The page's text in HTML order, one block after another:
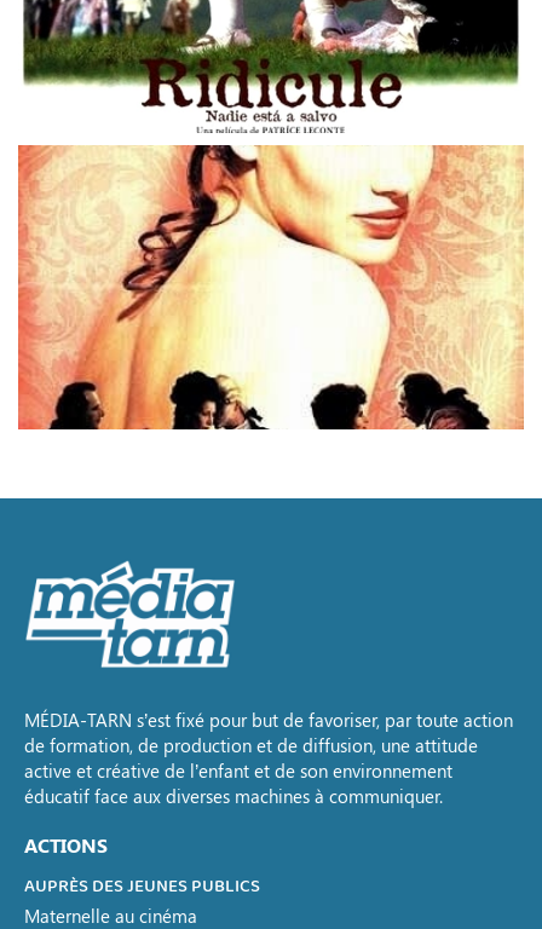
MÉDIA-TARN s’est fixé pour but de favoriser, par toute action
de formation, de production et de diffusion, une attitude
active et créative de l’enfant et de son environnement
éducatif face aux diverses machines à communiquer.
ACTIONS
AUPRÈS DES JEUNES PUBLICS
Maternelle au cinéma